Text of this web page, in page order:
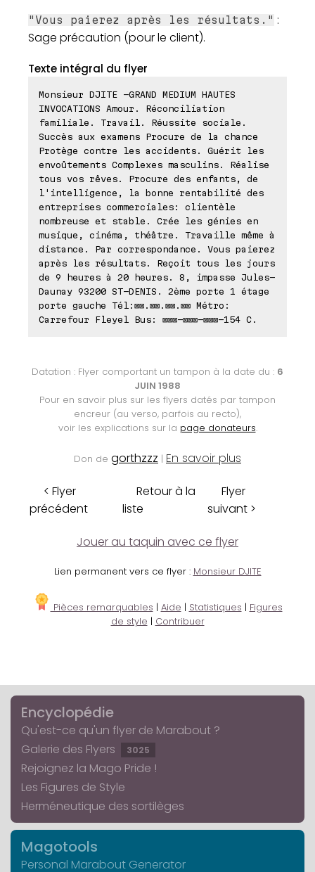
"Vous paierez après les résultats." :
Sage précaution (pour le client).
Texte intégral du flyer
Monsieur DJITE -GRAND MEDIUM HAUTES
INVOCATIONS Amour. Réconciliation
familiale. Travail. Réussite sociale.
Succès aux examens Procure de la chance
Protège contre les accidents. Guérit les
envoûtements Complexes masculins. Réalise
tous vos rêves. Procure des enfants, de
l'intelligence, la bonne rentabilité des
entreprises commerciales: clientèle
nombreuse et stable. Crée les génies en
musique, cinéma, théâtre. Travaille même à
distance. Par correspondance. Vous paierez
après les résultats. Reçoit tous les jours
de 9 heures à 20 heures. 8, impasse Jules-
Daunay 93200 ST-DENIS. 2ème porte 1 étage
porte gauche Tél:⊠⊠.⊠⊠.⊠⊠.⊠⊠ Métro:
Carrefour Fleyel Bus: ⊠⊠⊠-⊠⊠⊠-⊠⊠⊠-154 C.
Datation : Flyer comportant un tampon à la date du : 6
JUIN 1988
Pour en savoir plus sur les flyers datés par tampon
encreur (au verso, parfois au recto),
voir les explications sur la page donateurs.
Don de gorthzzz | En savoir plus
< Flyer
précédent
Retour à la
liste
Flyer
suivant >
Jouer au taquin avec ce flyer
Lien permanent vers ce flyer : Monsieur DJITE
Pièces remarquables | Aide | Statistiques | Figures
de style | Contribuer
Encyclopédie
Qu'est-ce qu'un flyer de Marabout ?
Galerie des Flyers
3025
Rejoignez la Mago Pride !
Les Figures de Style
Herméneutique des sortilèges
Magotools
Personal Marabout Generator